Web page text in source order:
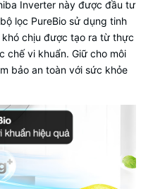
Inverter này được đầu tư
lọc PureBio sử dụng tinh
chịu được tạo ra từ thực
chế vi khuẩn. Giữ cho môi
bảo an toàn với sức khỏe